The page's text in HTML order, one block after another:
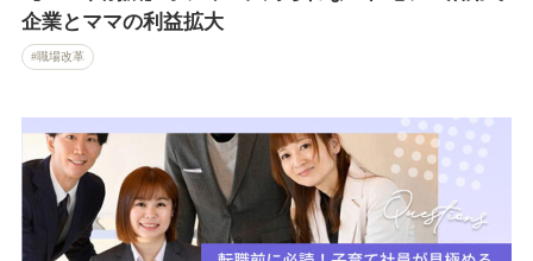
企業とママの利益拡大
職場改革